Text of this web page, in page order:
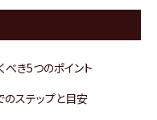
べき5つのポイント
ステップと目安